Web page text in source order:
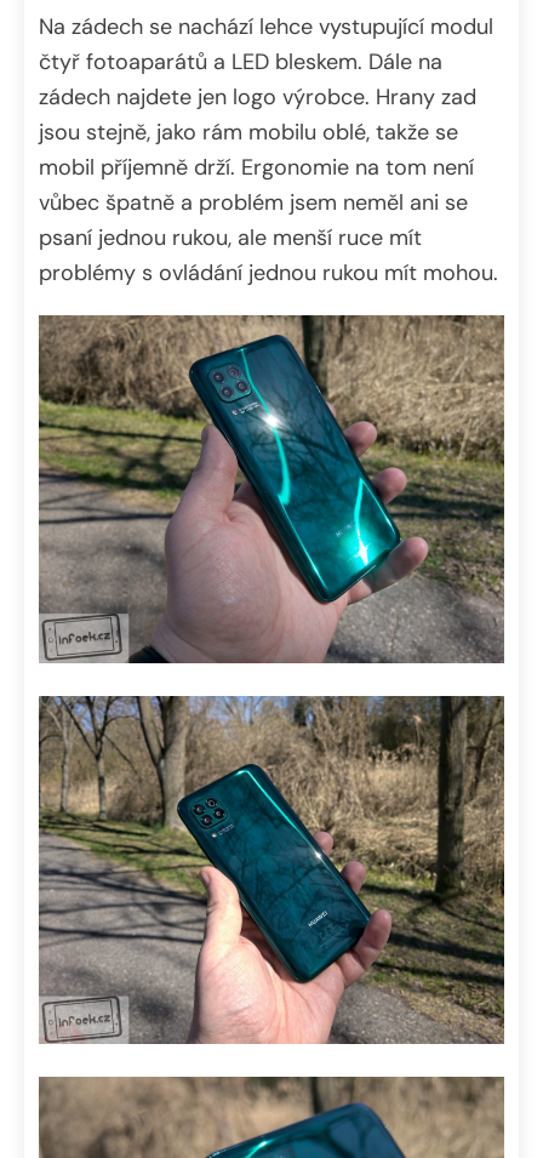
Na zádech se nachází lehce vystupující modul
čtyř fotoaparátů a LED bleskem. Dále na
zádech najdete jen logo výrobce. Hrany zad
jsou stejně, jako rám mobilu oblé, takže se
mobil příjemně drží. Ergonomie na tom není
vůbec špatně a problém jsem neměl ani se
psaní jednou rukou, ale menší ruce mít
problémy s ovládání jednou rukou mít mohou.